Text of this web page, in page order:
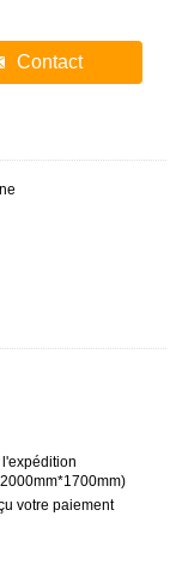
Contact
votre paiement